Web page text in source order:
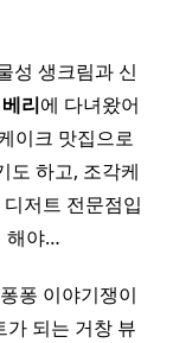
성 생크림과 신
베리에 다녀왔어
이크 맛집으로
도 하고, 조각케
저트 전문점입
해야…
퐁 이야기쟁이
가 되는 거창 뷰